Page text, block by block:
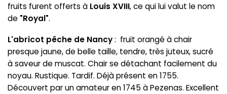
fruits furent offerts à Louis XVIII, ce qui lui valut le nom
de "Royal".
L'abricot pêche de Nancy: fruit orangé à chair
presque jaune, de belle taille, tendre, très juteux, sucré
à saveur de muscat. Chair se détachant facilement du
noyau. Rustique. Tardif. Déjà présent en 1755.
Découvert par un amateur en 1745 à Pezenas. Excellent